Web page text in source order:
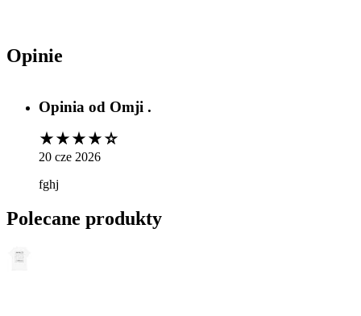
Opinie
Opinia od Omji .
20 cze 2026
fghj
Polecane produkty